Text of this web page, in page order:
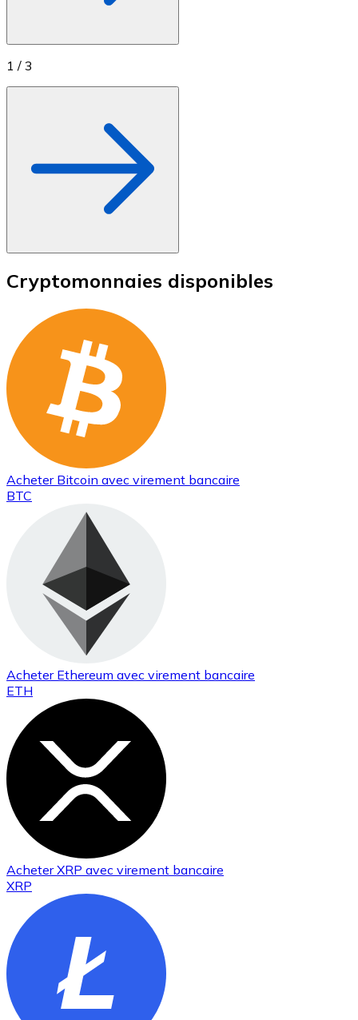
1 / 3
Cryptomonnaies disponibles
Acheter Bitcoin avec virement bancaire
BTC
Acheter Ethereum avec virement bancaire
ETH
AcheterXRP avec virement bancaire
XRP